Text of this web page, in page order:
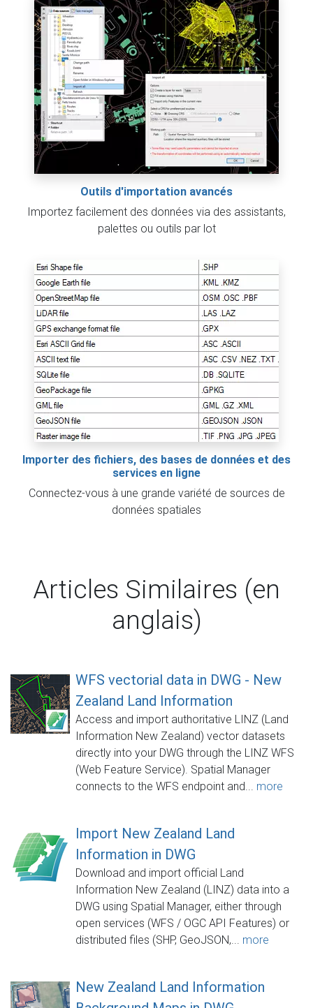
Outils d'importation avancés
Importez facilement des données via des assistants,
palettes ou outils par lot
Importer des fichiers, des bases de données et des
services en ligne
Connectez-vous à une grande variété de sources de
données spatiales
Articles Similaires (en
anglais)
WFS vectorial data in DWG - New
Zealand Land Information
Access and import authoritative LINZ (Land
Information New Zealand) vector datasets
directly into your DWG through the LINZ WFS
(Web Feature Service). Spatial Manager
connects to the WFS endpoint and... more
Import New Zealand Land
Information in DWG
Download and import official Land
Information New Zealand (LINZ) data into a
DWG using Spatial Manager, either through
open services (WFS / OGC API Features) or
distributed files (SHP, GeoJSON,... more
New Zealand Land Information